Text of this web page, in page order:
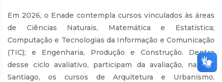
Em 2026, o Enade contempla cursos vinculados às áreas
de Ciências Naturais, Matemática e Estatística;
Computação e Tecnologias da Informação e Comunicação
(TIC); e Engenharia, Produção e Construção. Dentro
desse ciclo avaliativo, participam da avaliação, na URI
Santiago, os cursos de Arquitetura e Urbanismo,